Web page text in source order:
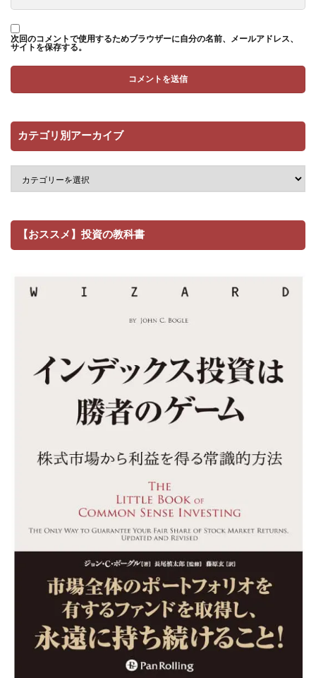
次回のコメントで使用するためブラウザーに自分の名前、メールアドレス、
サイトを保存する。
カテゴリ別アーカイブ
【おススメ】投資の教科書